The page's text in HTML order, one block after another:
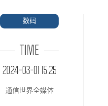
数码
TIME
2024-03-01 15:25
通信世界全媒体